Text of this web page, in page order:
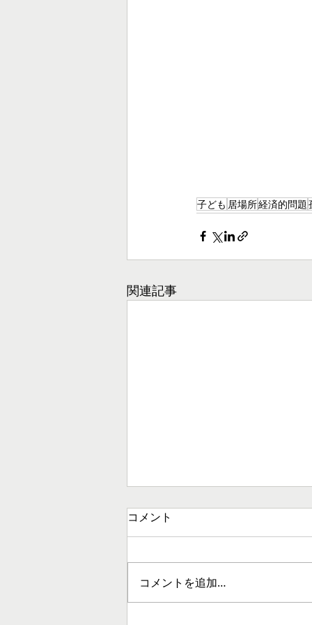
子ども 居場所経済的問題
関連記事
コメント
コメントを追加…